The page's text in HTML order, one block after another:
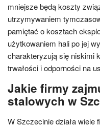
mniejsze będą koszty
utrzymywaniem
pamiętać o kosztach
użytkowaniem hali po jej
charakteryzują się niskimi
trwałości i odporności na
Jakie firmy
stalowych w
W Szczecinie działa wiele